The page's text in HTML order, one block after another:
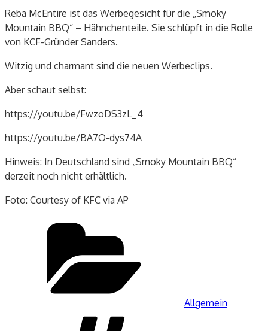
Reba McEntire ist das Werbegesicht für die „Smoky
Mountain BBQ“ – Hähnchenteile. Sie schlüpft in die Rolle
von KCF-Gründer Sanders.
Witzig und charmant sind die neuen Werbeclips.
Aber schaut selbst:
https://youtu.be/FwzoDS3zL_4
https://youtu.be/BA7O-dys74A
Hinweis: In Deutschland sind „Smoky Mountain BBQ“
derzeit noch nicht erhältlich.
Foto: Courtesy of KFC via AP
Allgemein